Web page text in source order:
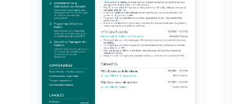
Sécurité
Premiers